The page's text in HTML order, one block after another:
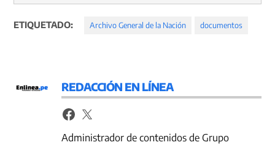
ETIQUETADO: Archivo General de la Nación documentos
REDACCIÓN EN LÍNEA
Administrador de contenidos de Grupo